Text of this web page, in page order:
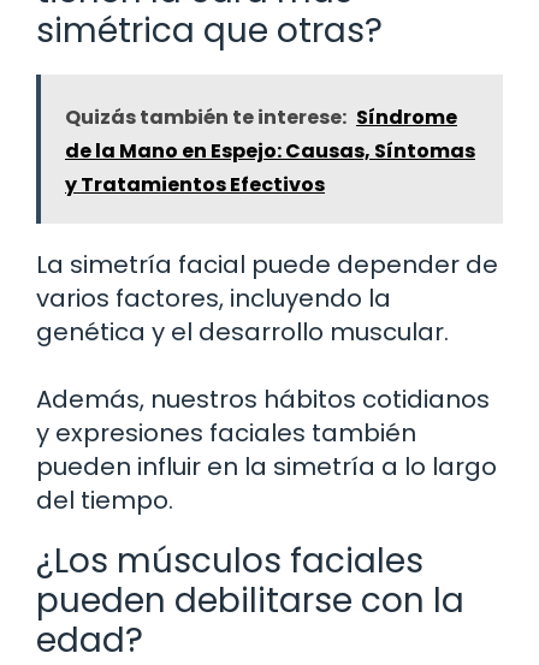
simétrica que otras?
Quizás también te interese: Síndrome
de la Mano en Espejo: Causas, Síntomas
y Tratamientos Efectivos
La simetría facial puede depender de
varios factores, incluyendo la
genética y el desarrollo muscular.
Además, nuestros hábitos cotidianos
y expresiones faciales también
pueden influir en la simetría a lo largo
del tiempo.
¿Los músculos faciales
pueden debilitarse con la
edad?